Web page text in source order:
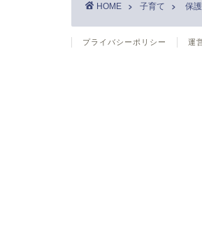
HOME 子育て 保
プライバシーポリシー 運